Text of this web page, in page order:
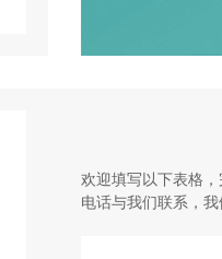
欢迎填写以下表格
电话与我们联系，